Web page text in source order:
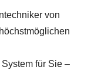
von
für Sie –